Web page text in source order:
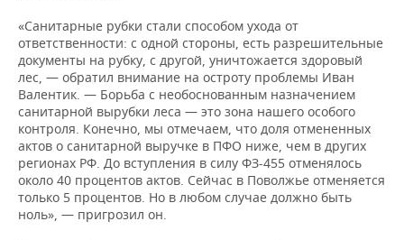
«Санитарные рубки стали способом ухода от
ответственности: с одной стороны, есть разрешительные
документы на рубку, с другой, уничтожается здоровый
лес, — обратил внимание на остроту проблемы Иван
Валентик. — Борьба с необоснованным назначением
санитарной вырубки леса — это зона нашего особого
контроля. Конечно, мы отмечаем, что доля отмененных
актов о санитарной выручке в ПФО ниже, чем в других
регионах РФ. До вступления в силу ФЗ-455 отменялось
около 40 процентов актов. Сейчас в Поволжье отменяется
только 5 процентов. Но в любом случае должно быть
ноль», — пригрозил он.